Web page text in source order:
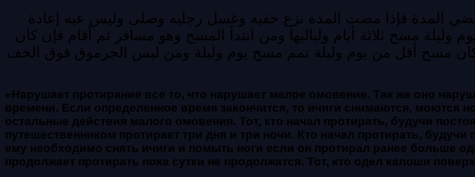
المدة فإذا مضت المدة نزع خفيه وغسل رجليه وصلى وليس عيه إعادة
مسح ثلاثة أيام ولياليها ومن ابتدأ المسح وهو مسافر ثم أقام فإن كان
كان مسح أقل من يوم وليلة تمم مسح يوم وليلة ومن لبس الجرموق فوق الخف
«Нарушает протирание все то, что нарушает малое омовение. Так же оно
времени. Если определенное время закончится, то ичиги снимаются, моются
остальные действия малого омовения. Тот, кто начал протирать, будучи
путешественником протирает три дня и три ночи. Кто начал протирать,
ему необходимо снять ичиги и помыть ноги если он протирал ранее больше
продолжает протирать пока сутки не продолжатся. Тот, кто одел калоши